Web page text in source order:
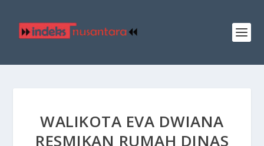
WALIKOTA EVA DWIANA
RESMIKAN RUMAH DINAS